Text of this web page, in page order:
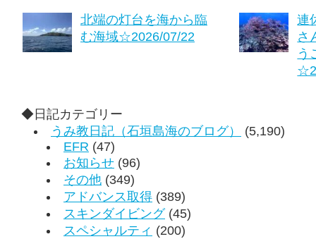
北端の灯台を海から臨
む海域☆2026/07/22
連
さ
う
◆日記カテゴリー
うみ教日記（石垣島海のブログ）
(5,190)
EFR (47)
お知らせ (96)
その他 (349)
アドバンス取得 (389)
スキンダイビング(45)
スペシャルティ (200)